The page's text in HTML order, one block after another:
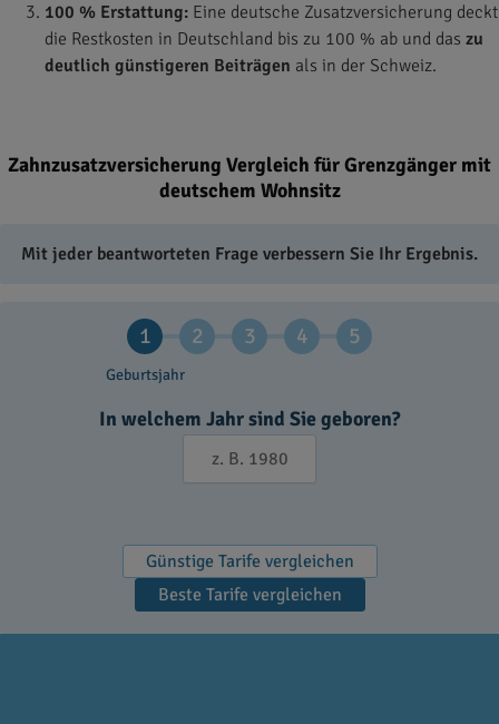
100 % Erstattung: Eine deutsche Zusatzversicherung deckt
die Restkosten in Deutschland bis zu 100 % ab und das zu
deutlich günstigeren Beiträgen als in der Schweiz.
Zahnzusatzversicherung Vergleich für Grenzgänger mit
deutschem Wohnsitz
Mit jeder beantworteten Frage verbessern Sie Ihr Ergebnis.
1
Geburtsjahr
2 3 4 5
In welchem Jahr sind Sie geboren?
Günstige Tarife vergleichen
Beste Tarife vergleichen